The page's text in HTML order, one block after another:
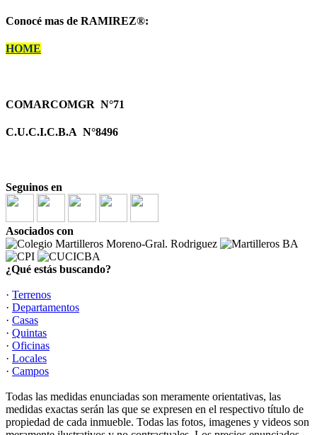
Conocé mas de RAMIREZ®:
HOME
COMARCOMGR N°71
C.U.C.I.C.B.A N°8496
Seguinos en
Asociados con
¿Qué estás buscando?
· Terrenos
· Departamentos
· Casas
· Quintas
· Oficinas
· Locales
· Campos
Todas las medidas enunciadas son meramente orientativas, las
medidas exactas serán las que se expresen en el respectivo título de
propiedad de cada inmueble. Todas las fotos, imagenes y videos son